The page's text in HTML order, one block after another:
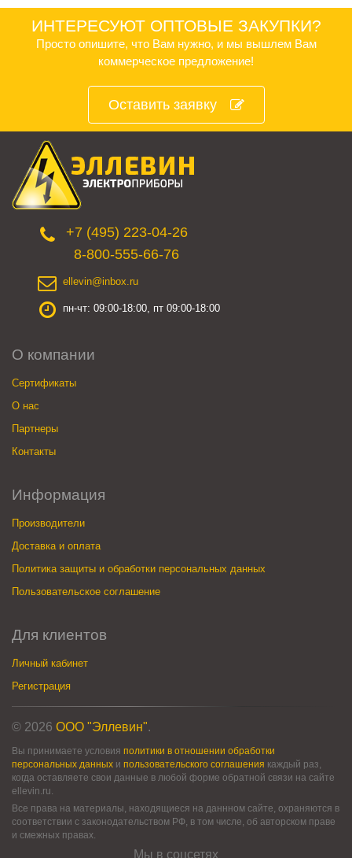
ИНТЕРЕСУЮТ ОПТОВЫЕ ЗАКУПКИ?
Просто опишите, что Вам нужно, и мы вышлем Вам
коммерческое предложение!
Оставить заявку
+7 (495) 223-04-26
8-800-555-66-76
ellevin@inbox.ru
пн-чт: 09:00-18:00, пт 09:00-18:00
О компании
Сертификаты
О нас
Партнеры
Контакты
Информация
Производители
Доставка и оплата
Политика защиты и обработки персональных данных
Пользовательское соглашение
Для клиентов
Личный кабинет
Регистрация
© 2026 ООО "Эллевин".
Вы принимаете условия политики в отношении обработки
персональных данных и пользовательского соглашения каждый раз,
когда оставляете свои данные в любой форме обратной связи на сайте
ellevin.ru.
Все права на материалы, находящиеся на даннном сайте, охраняются в
соответствии с законодательством РФ, в том числе, об авторском праве
и смежных правах.
Мы в соцсетях